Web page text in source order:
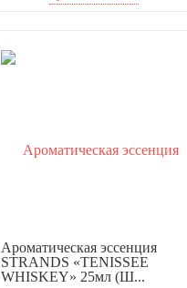
Ароматическая эссенция
STRANDS «TENISSEE
WHISKEY» 25мл (Ш...